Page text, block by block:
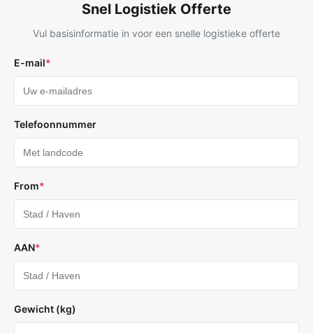
Snel Logistiek Offerte
Vul basisinformatie in voor een snelle logistieke offerte
E-mail*
Telefoonnummer
From*
AAN*
Gewicht (kg)